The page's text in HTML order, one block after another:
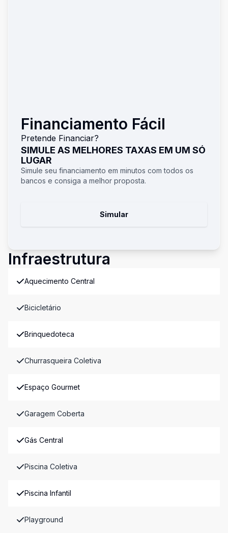
Financiamento Fácil
Pretende Financiar?
SIMULE AS MELHORES TAXAS EM UM SÓ
LUGAR
Simule seu financiamento em minutos com todos os
bancos e consiga a melhor proposta.
Simular
Infraestrutura
Aquecimento Central
Bicicletário
Brinquedoteca
Churrasqueira Coletiva
Espaço Gourmet
Garagem Coberta
Gás Central
Piscina Coletiva
Piscina Infantil
Playground